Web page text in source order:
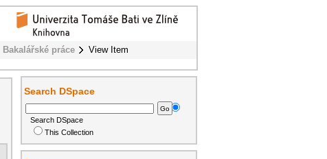
Bakalářské práce View Item
Search DSpace
Search DSpace
This Collection